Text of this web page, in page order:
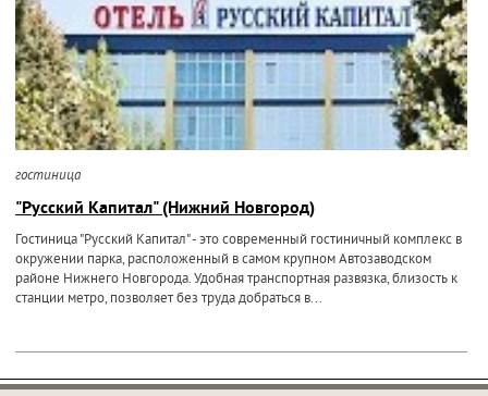
гостиница
"Русский Капитал" (Нижний Новгород)
Гостиница "Русский Капитал" - это современный гостиничный комплекс в
окружении парка, расположенный в самом крупном Автозаводском
районе Нижнего Новгорода. Удобная транспортная развязка, близость к
станции метро, позволяет без труда добраться в...